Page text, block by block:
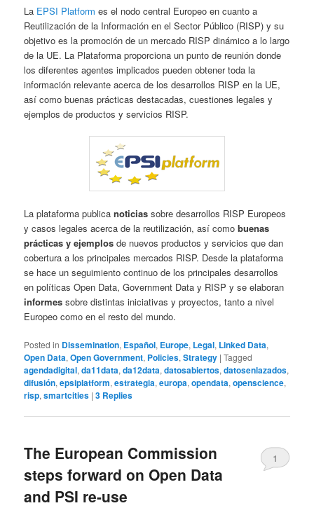
La EPSI Platform es el nodo central Europeo en cuanto a
Reutilización de la Información en el Sector Público (RISP) y su
objetivo es la promoción de un mercado RISP dinámico a lo largo
de la UE. La Plataforma proporciona un punto de reunión donde
los diferentes agentes implicados pueden obtener toda la
información relevante acerca de los desarrollos RISP en la UE,
así como buenas prácticas destacadas, cuestiones legales y
ejemplos de productos y servicios RISP.
La plataforma publicanoticias sobre desarrollos RISP Europeos
y casos legales acerca de la reutilización, así comobuenas
prácticas y ejemplosde nuevos productos y servicios que dan
cobertura a los principales mercados RISP. Desde la plataforma
se hace un seguimiento continuo de los principales desarrollos
en políticas Open Data, Government Data y RISP y se elaboran
informes sobre distintas iniciativas y proyectos, tanto a nivel
Europeo como en el resto del mundo.
Posted in Dissemination, Español, Europe, Legal, Linked Data,
Open Data,Open Government, Policies,Strategy |Tagged
agendadigital,da11data,da12data,datosabiertos,datosenlazados,
difusión,epsiplatform,estrategia,europa,opendata,openscience,
risp,smartcities |3 Replies
The European Commission
steps forward on Open Data
and PSI re-use
1